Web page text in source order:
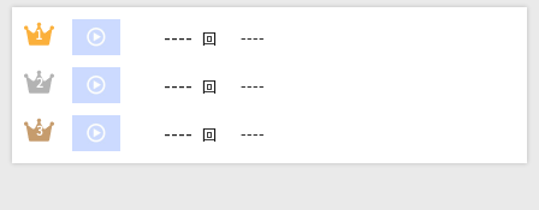
中島みゆき
DAMの新曲・ランキングなど
カラオケ最新情報をチェック！
1 ---- 回 ----
2 ---- 回 ----
3 ---- 回 ----